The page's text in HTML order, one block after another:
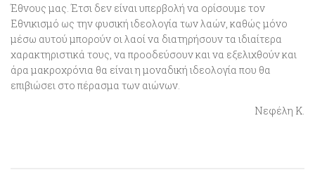
Έθνους μας. Έτσι δεν είναι υπερβολή να ορίσουμε τον
Εθνικισμό ως την φυσική ιδεολογία των λαών , καθώς μόνο
μέσω αυτού μπορούν οι λαοί να διατηρήσουν τα ιδιαίτερα
χαρακτηριστικά τους, να προοδεύσουν και να εξελιχθούν και
άρα μακροχρόνια θα είναι η μοναδική ιδεολογία που θα
επιβιώσει στο πέρασμα των αιώνων.
Νεφέλη Κ.